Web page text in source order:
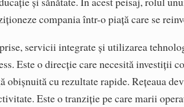
compania într-o piață care se
servicii integrate și utilizarea
Este o direcție care necesită investiții
obișnuită cu rezultate rapide. Rețeaua
Este o tranziție pe care marii